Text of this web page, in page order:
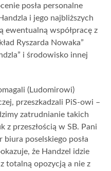
posła personalne
i jego najbliższych
ewentualną współpracę z
Ryszarda Nowaka”
i środowisko innej
(Ludomirowi)
przeszkadzali PiS-owi –
zatrudnianie takich
z przeszłością w SB. Pani
poselskiego posła
że Handzel idzie
totalną opozycją a nie z